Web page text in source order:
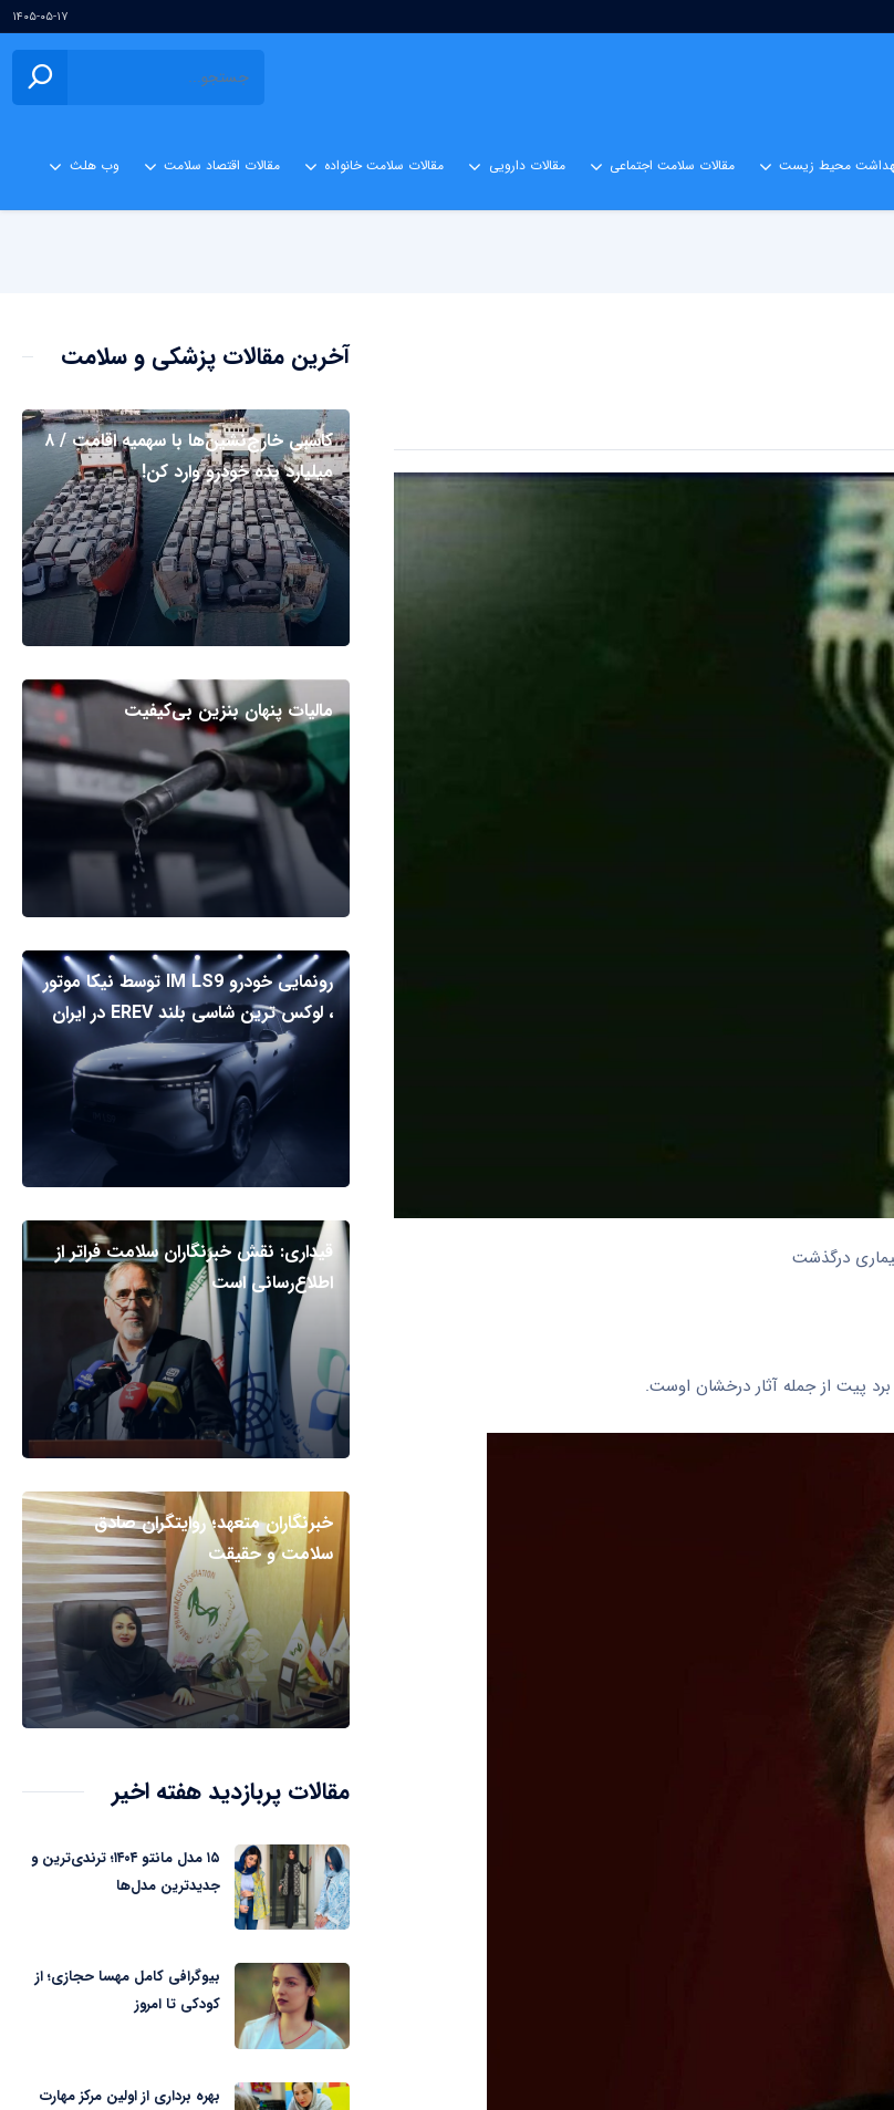
۱۴۰۵-۰۵-۱۷
محیط زیست مقالات سلامت اجتماعی مقالات دارویی مقالات سلامت خانواده مقالات اقتصاد سلامت وب هلث
درگذشت
پیت از جمله آثار درخشان اوست.
آخرین مقالات پزشکی و سلامت
کاسبی خارج‌نشین‌ها با سهمیه اقامت / ۸
میلیارد بده خودرو وارد کن!
مالیات پنهان بنزین بی‌کیفیت
رونمایی خودرو IM LS9 توسط نیکا موتور
، لوکس ترین شاسی بلند EREV در ایران
قیداری: نقش خبرنگاران سلامت فراتر از
اطلاع‌رسانی است
خبرنگاران متعهد؛ روایتگران صادق
سلامت و حقیقت
مقالات پربازدید هفته اخیر
۱۵ مدل مانتو ۱۴۰۴؛ ترندی‌ترین و
جدیدترین مدل‌ها
بیوگرافی کامل مهسا حجازی؛ از
کودکی تا امروز
بهره برداری از اولین مرکز مهارت